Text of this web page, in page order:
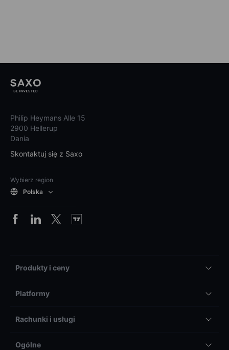
Philip Heymans Alle 15
2900 Hellerup
Dania
Skontaktuj się z Saxo
Wybierz region
Polska
Produkty i ceny
Platformy
Rachunki i usługi
Ogólne